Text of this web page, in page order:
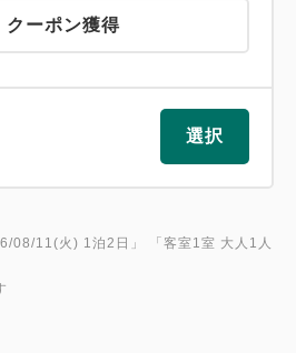
クーポン獲得
選択
08/11(火) 1泊2日 」 「 客室1室 大人1人